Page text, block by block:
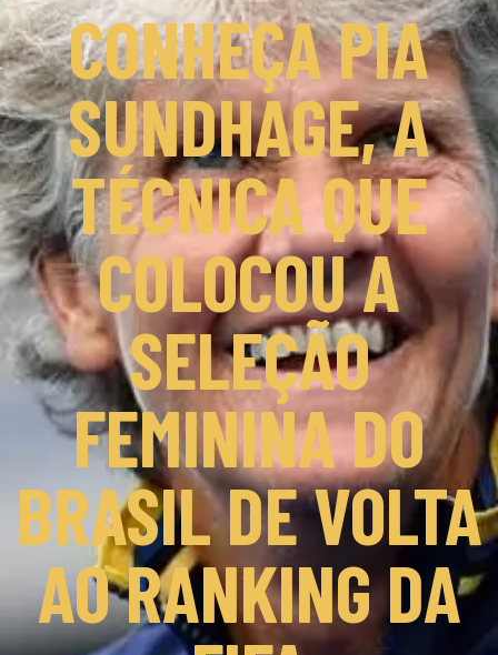
CONHEÇA PIA
SUNDHAGE, A
TÉCNICA QUE
COLOCOU A
SELEÇÃO
FEMININA DO
BRASIL DE VOLTA
AO RANKING DA